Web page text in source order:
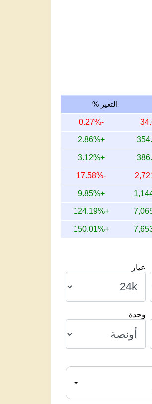
التغير %
-0.27%
+2.86%
+3.12%
-17.58%
+9.85%
+124.19%
+150.01%
عيار
وحدة